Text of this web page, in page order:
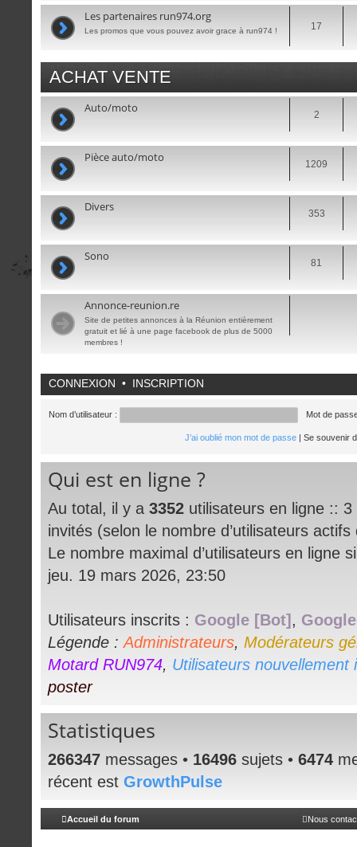
Les partenaires run974.org
Les promos que vous pouvez avoir grace à run974 ! 17
ACHAT VENTE
Auto/moto 2
Pièce auto/moto 1209
Divers 353
Sono 81
Annonce-reunion.re
Site de petites annonces à la Réunion entièrement
gratuit et lié à une page facebook de plus de 5000
membres !
CONNEXION • INSCRIPTION
Nom d’utilisateur : Mot de
J’ai oublié mon mot de passe Se souvenir
Qui est en ligne ?
Au total, il y a 3352 utilisateurs en ligne ::
invités (selon le nombre d’utilisateurs
Le nombre maximal d’utilisateurs en ligne
jeu. 19 mars 2026, 23:50
Utilisateurs inscrits : Google [Bot] ,
Légende :Administrateurs, Modérateurs
Motard RUN974, Utilisateurs nouvellement
poster
Statistiques
266347 messages • 16496 sujets • 6474
récent est GrowthPulse
Accueil du forum Nous